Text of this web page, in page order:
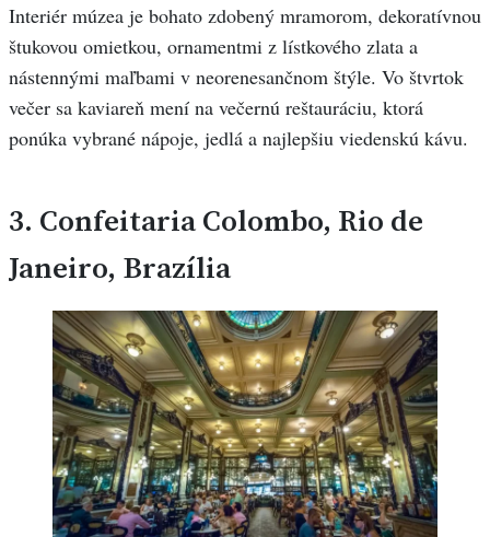
Interiér múzea je bohato zdobený mramorom, dekoratívnou
štukovou omietkou, ornamentmi z lístkového zlata a
nástennými maľbami v neorenesančnom štýle. Vo štvrtok
večer sa kaviareň mení na večernú reštauráciu, ktorá
ponúka vybrané nápoje, jedlá a najlepšiu viedenskú kávu.
3. Confeitaria Colombo, Rio de
Janeiro, Brazília